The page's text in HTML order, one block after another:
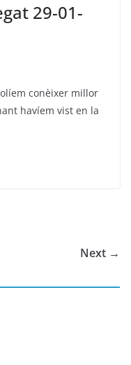
29-01-
conèixer millor
havíem vist en la
Next →